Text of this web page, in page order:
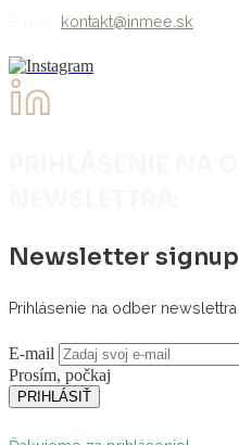
kontakt@inmee.sk
Newsletter signup
Prihlásenie na odber newslettra
E-mail
Prosím, počkaj
PRIHLÁSIŤ